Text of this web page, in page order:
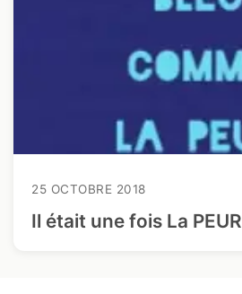
25 OCTOBRE 2018
Il était une fois La PEUR